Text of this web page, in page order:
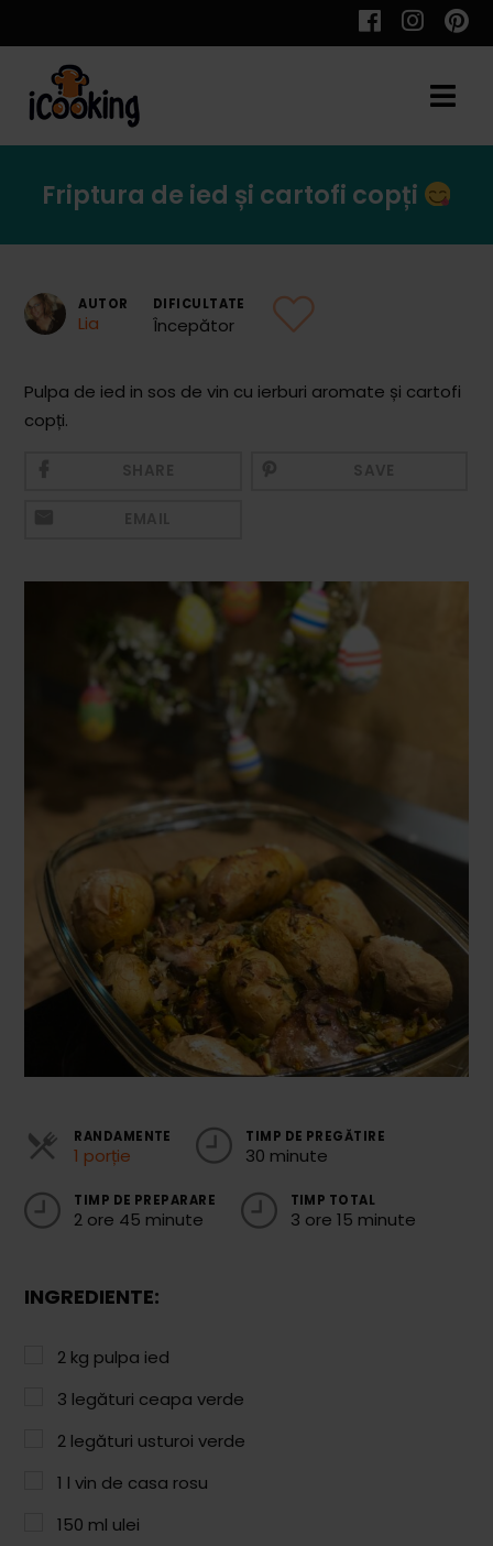
Retete
Toate Reţetele
Aperitive
Aperitive Calde
Băuturi calde
Băuturi reci
Ceva Dulce
Biscuiți, Bomboane și
Brioșe și Checuri
Budinci, Jeleuri și Sufleuri
Cheesecake
Cozonaci
Deserturi Sănătoase
Prăjituri
Conserve
Sirop / Compot
Sosuri și Condimente
Garnituri
Pâine
Paste & Risotto
Patiserie
Friptura de ied și cartofi copți
AUTOR
Lia
DIFICULTATE
Începător
Pulpa de ied in sos de vin cu ierburi aromate și cartofi
copți.
RANDAMENTE
1 porție
TIMP DE PREGĂTIRE
30 minute
TIMP DE PREPARARE
2 ore 45 minute
TIMP TOTAL
3 ore 15 minute
INGREDIENTE:
2 kg pulpa ied
3 legături ceapa verde
2 legături usturoi verde
1 l vin de casa rosu
150 ml ulei